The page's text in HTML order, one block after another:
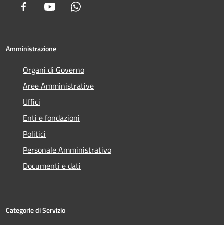
Facebook Youtube
Amministrazione
Organi di Governo
Aree Amministrative
Uffici
Enti e fondazioni
Politici
Personale Amministrativo
Documenti e dati
Categorie di Servizio